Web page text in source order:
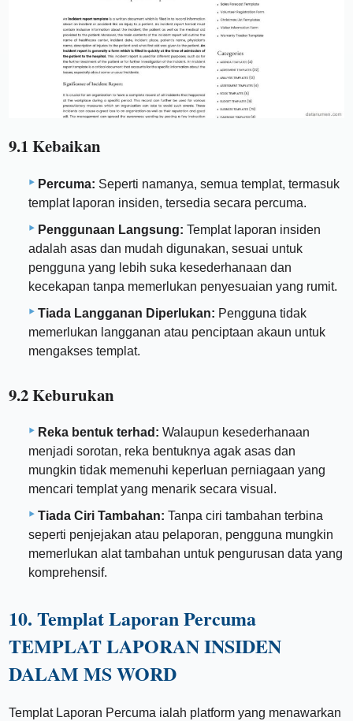
9.1 Kebaikan
Percuma: Seperti namanya, semua templat, termasuk
templat laporan insiden, tersedia secara percuma.
Penggunaan Langsung: Templat laporan insiden
adalah asas dan mudah digunakan, sesuai untuk
pengguna yang lebih suka kesederhanaan dan
kecekapan tanpa memerlukan penyesuaian yang rumit.
Tiada Langganan Diperlukan: Pengguna tidak
memerlukan langganan atau penciptaan akaun untuk
mengakses templat.
9.2 Keburukan
Reka bentuk terhad: Walaupun kesederhanaan
menjadi sorotan, reka bentuknya agak asas dan
mungkin tidak memenuhi keperluan perniagaan yang
mencari templat yang menarik secara visual.
Tiada Ciri Tambahan: Tanpa ciri tambahan terbina
seperti penjejakan atau pelaporan, pengguna mungkin
memerlukan alat tambahan untuk pengurusan data yang
komprehensif.
10. Templat Laporan Percuma
TEMPLAT LAPORAN INSIDEN
DALAM MS WORD
Templat Laporan Percuma ialah platform yang menawarkan